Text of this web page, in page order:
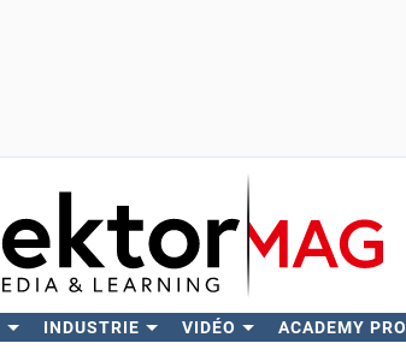
INDUSTRIE VIDÉO ACADEMY PRO